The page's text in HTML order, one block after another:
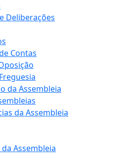
Deliberações
Contas
da Assembleia
da Assembleia
Assembleia